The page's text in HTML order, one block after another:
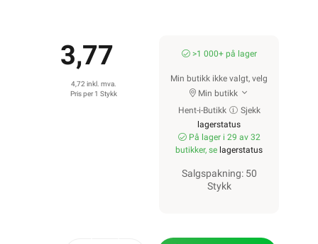
3,77
4,72 inkl. mva.
Pris per 1 Stykk
>1 000+ på lager
Min butikk ikke valgt, velg
Min butikk
Hent-i-Butikk
Sjekk
lagerstatus
På lager i 29 av 32
butikker, se lagerstatus
Salgspakning: 50
Stykk